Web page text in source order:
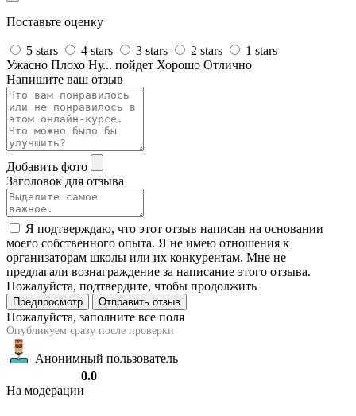
Поставьте оценку
5 stars 4 stars 3 stars 2 stars
1 stars
Ужасно Плохо Ну... пойдет Хорошо Отлично
Напишите ваш отзыв
Добавить фото
Заголовок для отзыва
Я подтверждаю, что этот отзыв написан на основании
моего собственного опыта. Я не имею отношения к
организаторам школы или их конкурентам. Мне не
предлагали вознаграждение за написание этого отзыва.
Пожалуйста, подтвердите, чтобы продолжить
Предпросмотр Отправить отзыв
Пожалуйста, заполните все поля
Опубликуем сразу после проверки
Анонимный пользователь
0.0
На модерации